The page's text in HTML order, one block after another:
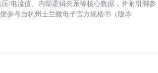
/电流值、内部逻辑关系等核心数据，并附引脚参
参考自杭州士兰微电子官方规格书（版本